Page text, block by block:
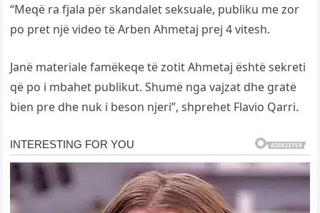
“Meqë ra fjala për skandalet seksuale, publiku me zor
po pret një video të Arben Ahmetaj prej 4 vitesh.
Janë materiale famëkeqe të zotit Ahmetaj është sekreti
që po i mbahet publikut. Shumë nga vajzat dhe gratë
bien pre dhe nuk i beson njeri”, shprehet Flavio Qarri.